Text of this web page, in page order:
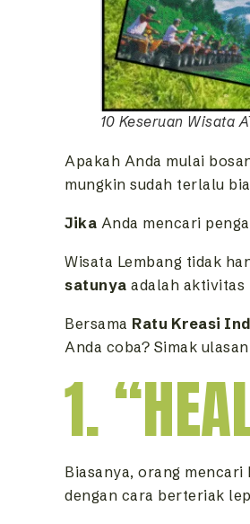
10 Keseruan Wisata
Apakah Anda mulai
mungkin sudah terlalu
Jika Anda mencari
Wisata Lembang tidak
satunya adalah aktivitas
Bersama Ratu Kreasi
Anda coba? Simak
1.
Biasanya, orang mencari
dengan cara berteriak